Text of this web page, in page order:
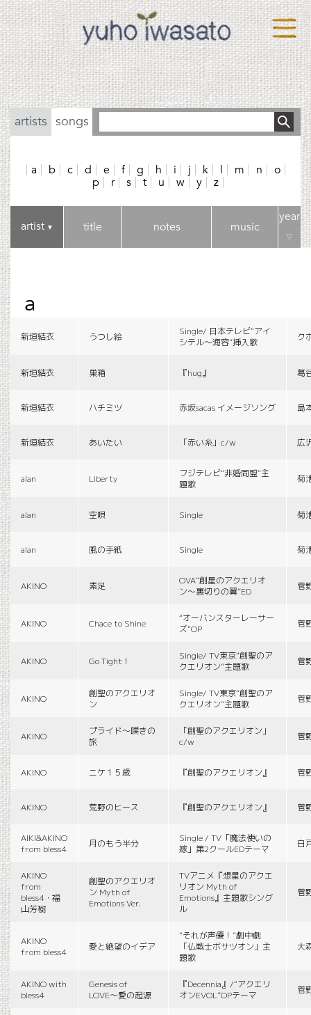
artists songs
a b c d e f g h i j k l m n
o
p
r s t u w y z
artist▼ title notes music
year
▽
a
新垣結衣 うつし絵
Single/ 日本テレビ“アイ
シテル〜海容”挿入歌
ク
新垣結衣 巣箱 『hug』 葛
新垣結衣 ハチミツ 赤坂sacas イメージソング 島
新垣結衣 あいたい 「赤い糸」c/w 広
alan Liberty
フジテレビ“非婚同盟”主
題歌
菊
alan 空唄 Single 菊
alan 風の手紙 Single 菊
AKINO 素足
OVA“創星のアクエリオ
ン〜裏切りの翼”ED
菅
AKINO Chace to Shine
“オーバンスターレーサー
ズ”OP
菅
AKINO Go Tight！
Single/ TV東京“創聖のア
クエリオン”主題歌
菅
AKINO
創聖のアクエリオ
ン
Single/ TV東京“創聖のア
クエリオン”主題歌
菅
AKINO
プライド〜嘆きの
旅
「創聖のアクエリオン」
c/w
菅
AKINO ニケ１５歳 『創聖のアクエリオン』 菅
AKINO 荒野のヒース 『創聖のアクエリオン』 菅
AIKI&AKINO
from bless4
月のもう半分
Single / TV「魔法使いの
嫁」第2クールEDテーマ
白
AKINO
from
bless4・福
山芳樹
創聖のアクエリオ
ン Myth of
Emotions Ver.
TVアニメ『想星のアクエ
リオン Myth of
Emotions』主題歌シング
ル
菅
AKINO
from bless4
愛と絶望のイデア
“それが声優！”劇中劇
「仏戦士ボサツオン」主
題歌
大
AKINO with
bless4
Genesis of
LOVE〜愛の起源
『Decennia』/“アクエリ
オンEVOL”OPテーマ
菅